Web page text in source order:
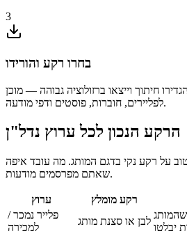
3
בחרו רקע והורידו
חיתוך וייצאו ברזולוציה גבוהה — מוכן
לפליירים, חוברות, פוסטים ודפי מודעה.
הרקע הנכון לכל ערוץ נדל"ן
על רקע נקי בדגם המותג. מה עובד איפה
שאתם מפרסמים מודעות.
ערוץ רקע מומלץ
פלייר נמכר /
למכירה
לבן או סצנת מותג
יבלטו